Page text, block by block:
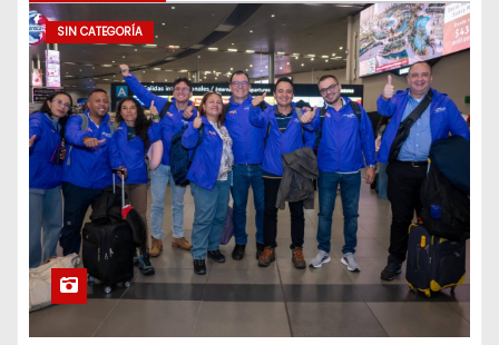
SIN CATEGORÍA